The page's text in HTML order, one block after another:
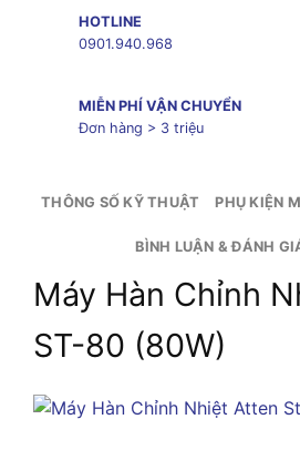
HOTLINE
0901.940.968
MIỄN PHÍ VẬN CHUYỂN
Đơn hàng > 3 triệu
THÔNG SỐ KỸ THUẬT PHỤ KIỆN
BÌNH LUẬN & ĐÁNH
Máy Hàn Chỉnh
ST-80 (80W)